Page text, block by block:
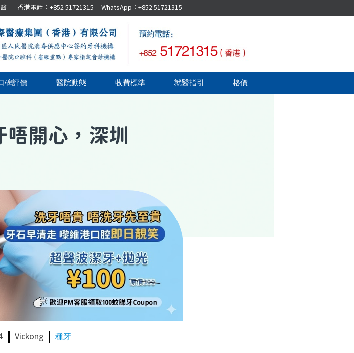
醫 香港電話：+852 51721315 WhatsApp：+852 51721315
碑評價 醫院動態 收費標準 就醫指引 格價
唔開心，深圳
Vickong 種牙